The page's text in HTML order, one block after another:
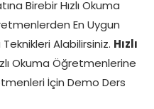
Birebir Hızlı Okuma
En Uygun
Teknikleri Alabilirsiniz. Hızlı
Okuma Öğretmenlerine
İçin Demo Ders